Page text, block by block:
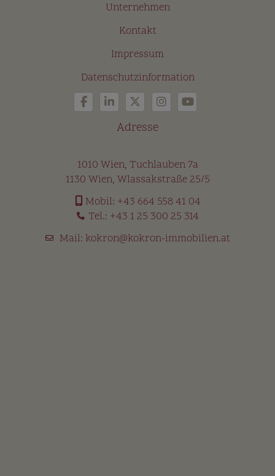
Unternehmen
Kontakt
Impressum
Datenschutzinformation
Adresse
1010 Wien, Tuchlauben 7a
1130 Wien, Wlassakstraße 25/5
Mobil: +43 664 558 41 04
Tel.: +43 1 25 300 25 314
Mail: kokron@kokron-immobilien.at